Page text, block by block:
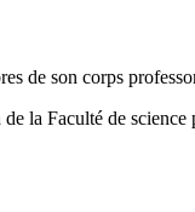
de son corps
la Faculté de